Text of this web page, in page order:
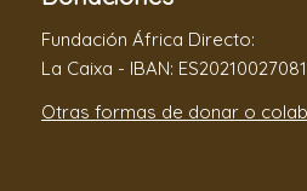
Fundación África Directo:
La Caixa - IBAN:
Otras formas de donar o